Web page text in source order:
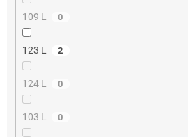
109 L 0
123 L 2
124 L 0
103 L 0